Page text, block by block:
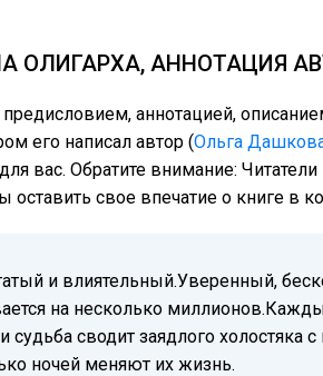
ОЛИГАРХА, АННОТАЦИЯ
аннотацией,
его написал автор (Ольга
вас. Обратите внимание:
свое впечатие о книге в
и влиятельный.Уверенный,
на несколько
судьба сводит заядлого
ночей меняют их жизнь.